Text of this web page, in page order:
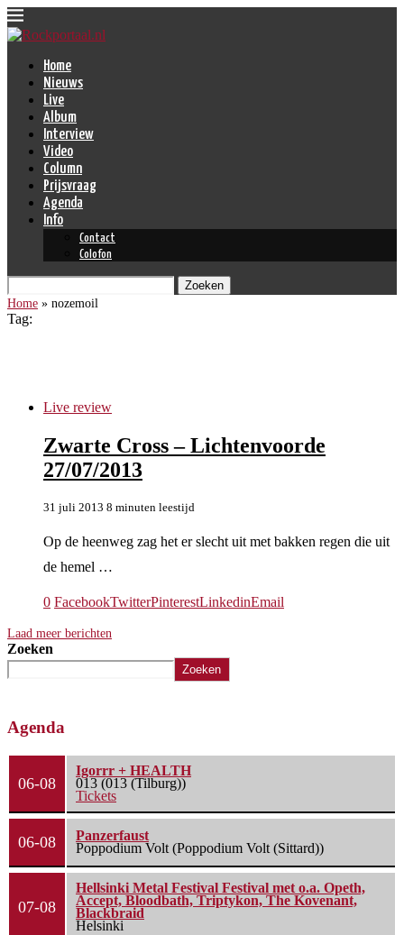
Home
Nieuws
Live
Album
Interview
Video
Column
Prijsvraag
Agenda
Info
Contact
Colofon
Zoeken
Home » nozemoil
Tag:
Live review
Zwarte Cross – Lichtenvoorde
27/07/2013
31 juli 2013 8 minuten leestijd
Op de heenweg zag het er slecht uit met bakken regen die uit
de hemel …
0 FacebookTwitterPinterestLinkedinEmail
Laad meer berichten
Zoeken
Zoeken
Agenda
06-08
Igorrr + HEALTH
013 (013 (Tilburg))
Tickets
06-08
Panzerfaust
Poppodium Volt (Poppodium Volt (Sittard))
07-08
Hellsinki Metal Festival Festival met o.a. Opeth,
Accept, Bloodbath, Triptykon, The Kovenant,
Blackbraid
Helsinki